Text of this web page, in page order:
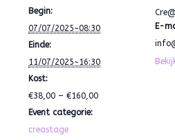
Begin:
07/07/2025~08:30
Einde:
11/07/2025~16:30
Kost:
€38,00 – €160,00
Event categorie:
creastage
E-